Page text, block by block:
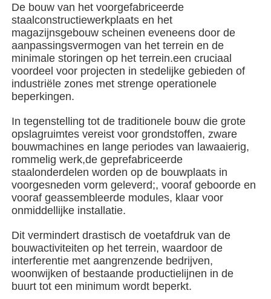
Videos
Over ons
Fabrieksreis
Kwaliteitscontrole
Contacteer ons
nieuws
Alle Gevallen
Vraag een offerte aan
De bouw van het voorgefabriceerde
staalconstructiewerkplaats en het
magazijnsgebouw scheinen eveneens door de
aanpassingsvermogen van het terrein en de
minimale storingen op het terrein.een cruciaal
voordeel voor projecten in stedelijke gebieden of
industriële zones met strenge operationele
beperkingen.
In tegenstelling tot de traditionele bouw die grote
opslagruimtes vereist voor grondstoffen, zware
bouwmachines en lange periodes van lawaaierig,
rommelig werk,de geprefabriceerde
staalonderdelen worden op de bouwplaats in
voorgesneden vorm geleverd;, vooraf geboorde en
vooraf geassembleerde modules, klaar voor
onmiddellijke installatie.
Dit vermindert drastisch de voetafdruk van de
bouwactiviteiten op het terrein, waardoor de
interferentie met aangrenzende bedrijven,
woonwijken of bestaande productielijnen in de
buurt tot een minimum wordt beperkt.